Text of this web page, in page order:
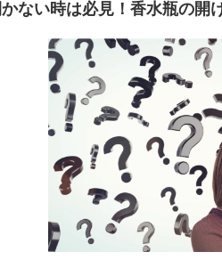
ない時は必見！香水瓶の開